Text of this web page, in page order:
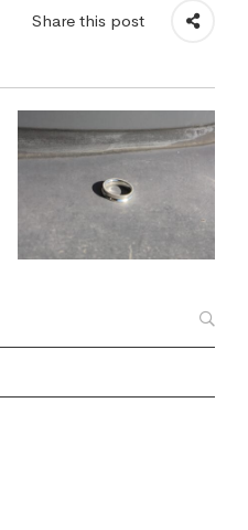
Share this post